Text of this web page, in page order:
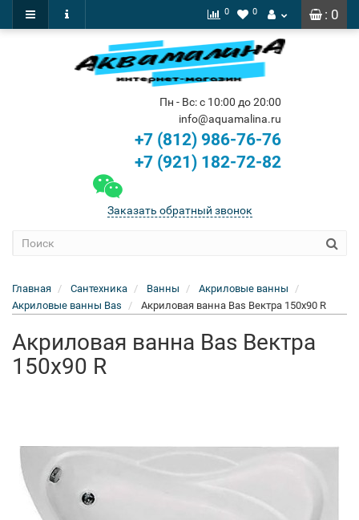
: 0
0 0
Пн - Вс: с 10:00 до 20:00
info@aquamalina.ru
+7 (812) 986-76-76
+7 (921) 182-72-82
Заказать обратный звонок
Главная Сантехника Ванны
Акриловые ванны
Акриловые ванны Bas
Акриловая ванна Bas Вектра 150x90 R
Акриловая ванна Bas Вектра
150x90 R